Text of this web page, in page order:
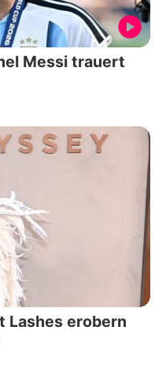
Messi trauert
Lashes erobern